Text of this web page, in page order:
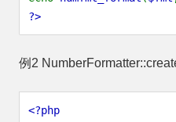
?>
例2
<?php